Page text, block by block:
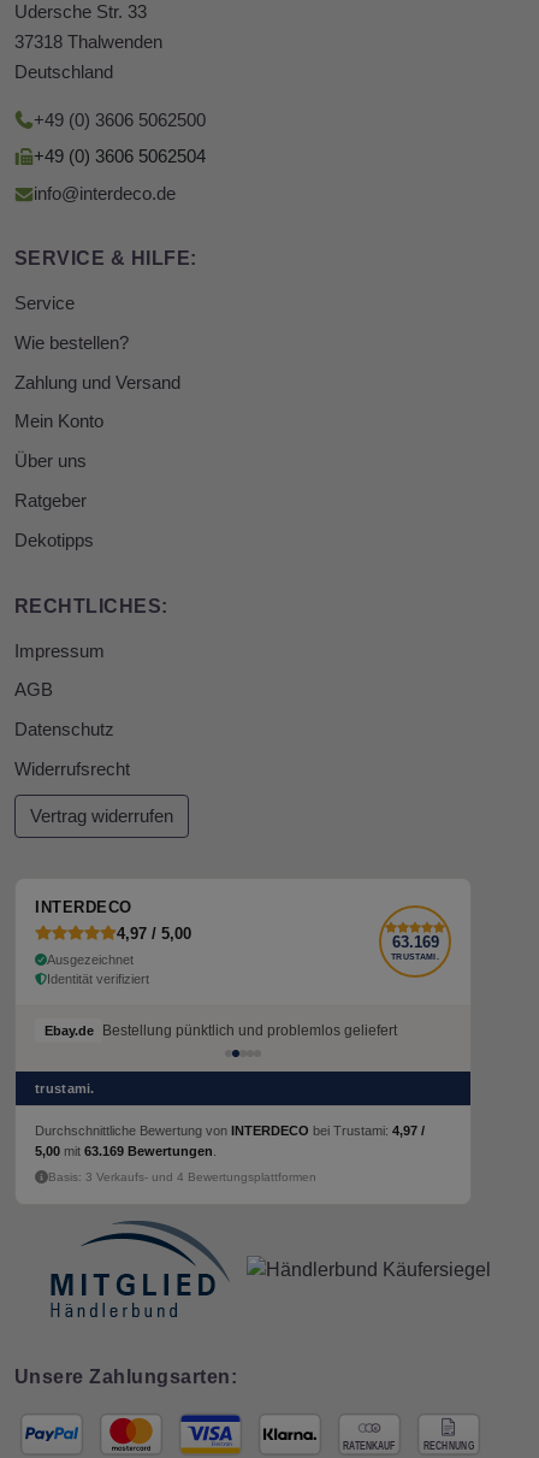
Udersche Str. 33
37318 Thalwenden
Deutschland
+49 (0) 3606 5062500
+49 (0) 3606 5062504
info@interdeco.de
SERVICE & HILFE:
Service
Wie bestellen?
Zahlung und Versand
Mein Konto
Über uns
Ratgeber
Dekotipps
RECHTLICHES:
Impressum
AGB
Datenschutz
Widerrufsrecht
Vertrag widerrufen
INTERDECO
4,97 / 5,00
Ausgezeichnet
Identität verifiziert
63.169
TRUSTAMI.
Ebay.de Bestellung pünktlich und problemlos geliefert
Ebay.de Bestellung pünktlich und problemlos geliefert
trustami.
Durchschnittliche Bewertung von INTERDECO bei Trustami: 4,97 /
5,00 mit 63.169 Bewertungen
Basis: 3 Verkaufs- und 4 Bewertungsplattformen
Unsere Zahlungsarten: